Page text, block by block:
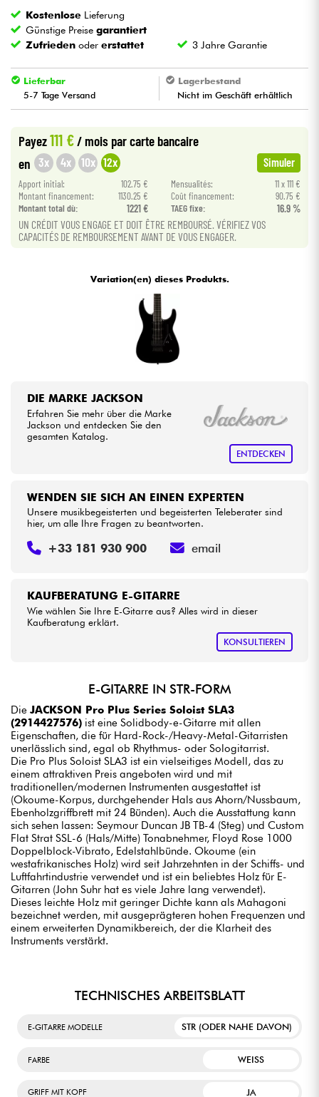
Drums
Violinen & Quartett
Kinder
Kabel & Zubehöre
HiFi
Sehen Sie sich unsere Marken an
Kostenlose Lieferung
Günstige Preisegarantiert
Zufrieden odererstattet 3 Jahre Garantie
Lieferbar
5-7 Tage Versand
Lagerbestand
Nicht im Geschäft erhältlich
Payez111 €/ mois par carte bancaire
en 3x 4x 10x 12x Simuler
Apport initial: 102.75 € Mensualités:
11 x 111 €
Montant financement:
1130.25 € Coût financement:
90.75 €
Montant total dù:
1221 € TAEG fixe: 16.9 %
UN CRÉDIT VOUS ENGAGE ET DOIT ÊTRE REMBOURSÉ. VÉRIFIEZ VOS
CAPACITÉS DE REMBOURSEMENT AVANT DE VOUS ENGAGER.
Variation(en) dieses Produkts.
DIE MARKE JACKSON
Erfahren Sie mehr über die Marke
Jackson und entdecken Sie den
gesamten Katalog.
ENTDECKEN
KAUFBERATUNG E-GITARRE
Wie wählen Sie Ihre E-Gitarre aus? Alles wird in dieser
Kaufberatung erklärt.
KONSULTIEREN
WENDEN SIE SICH AN EINEN EXPERTEN
Unsere musikbegeisterten und begeisterten Teleberater sind
hier, um alle Ihre Fragen zu beantworten.
+33 181 930 900 email
E-GITARRE IN STR-FORM
Die JACKSON Pro Plus Series Soloist SLA3
(2914427576) ist eine Solidbody-e-Gitarre mit allen
Eigenschaften, die für Hard-Rock-/Heavy-Metal-Gitarristen
unerlässlich sind, egal ob Rhythmus- oder Sologitarrist.
Die Pro Plus Soloist SLA3 ist ein vielseitiges Modell, das zu
einem attraktiven Preis angeboten wird und mit
traditionellen/modernen Instrumenten ausgestattet ist
(Okoume-Korpus, durchgehender Hals aus Ahorn/Nussbaum,
Ebenholzgriffbrett mit 24 Bünden). Auch die Ausstattung kann
sich sehen lassen: Seymour Duncan JB TB-4 (Steg) und Custom
Flat Strat SSL-6 (Hals/Mitte) Tonabnehmer, Floyd Rose 1000
Doppelblock-Vibrato, Edelstahlbünde. Okoume (ein
westafrikanisches Holz) wird seit Jahrzehnten in der Schiffs- und
Luftfahrtindustrie verwendet und ist ein beliebtes Holz für E-
Gitarren (John Suhr hat es viele Jahre lang verwendet).
Dieses leichte Holz mit geringer Dichte kann als Mahagoni
bezeichnet werden, mit ausgeprägteren hohen Frequenzen und
einem erweiterten Dynamikbereich, der die Klarheit des
Instruments verstärkt.
TECHNISCHES ARBEITSBLATT
E-GITARRE MODELLE STR (ODER NAHE DAVON)
FARBE WEISS
GRIFF MIT KOPF JA